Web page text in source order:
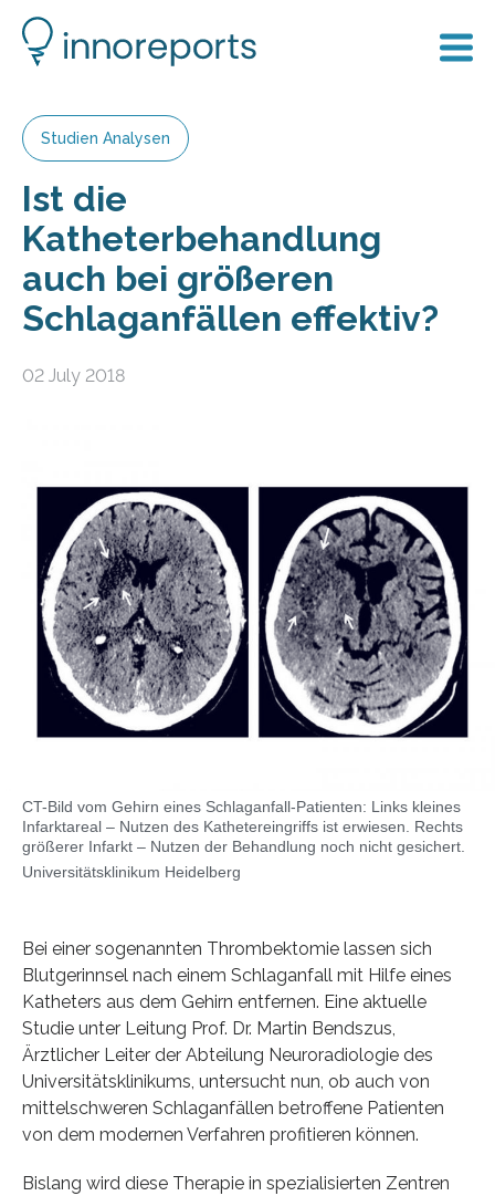
Studien Analysen
Ist die
Katheterbehandlung
auch bei größeren
Schlaganfällen effektiv?
02 July 2018
CT-Bild vom Gehirn eines Schlaganfall-Patienten: Links kleines
Infarktareal – Nutzen des Kathetereingriffs ist erwiesen. Rechts
größerer Infarkt – Nutzen der Behandlung noch nicht gesichert.
Universitätsklinikum Heidelberg
Bei einer sogenannten Thrombektomie lassen sich
Blutgerinnsel nach einem Schlaganfall mit Hilfe eines
Katheters aus dem Gehirn entfernen. Eine aktuelle
Studie unter Leitung Prof. Dr. Martin Bendszus,
Ärztlicher Leiter der Abteilung Neuroradiologie des
Universitätsklinikums, untersucht nun, ob auch von
mittelschweren Schlaganfällen betroffene Patienten
von dem modernen Verfahren profitieren können.
Bislang wird diese Therapie in spezialisierten Zentren